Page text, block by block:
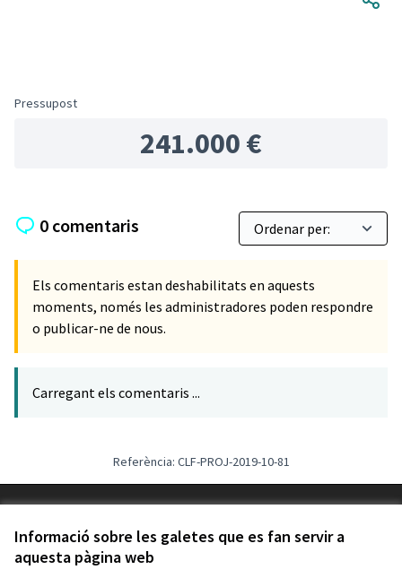
Informació sobre les galetes que es fan servir a
aquesta pàgina web
Pressupost
241.000 €
0 comentaris
Els comentaris estan deshabilitats en aquests
moments, només les administradores poden respondre
o publicar-ne de nous.
Carregant els comentaris ...
Referència: CLF-PROJ-2019-10-81
Configuració de les galetes
Decidim Calafell a X
Decidim Calafell a Facebook
Decidim Calafell a YouTube
Decidim Calafell a GitHub